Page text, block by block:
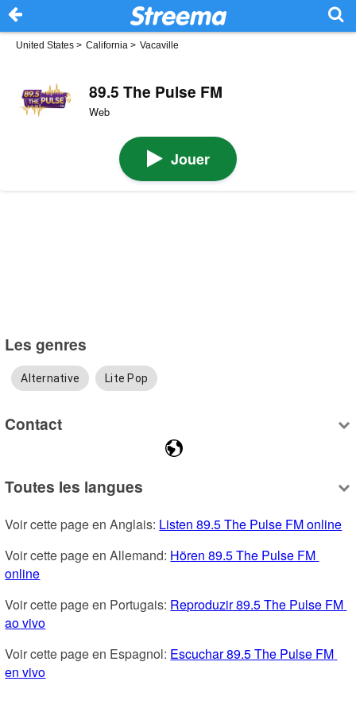
United States > California > Vacaville
89.5 The Pulse FM
Web
Jouer
Les genres
Alternative Lite Pop
Contact
Toutes les langues
Voir cette page en Anglais: Listen 89.5 The Pulse FM online
Voir cette page en Allemand: Hören 89.5 The Pulse FM
online
Voir cette page en Portugais: Reproduzir 89.5 The Pulse FM
ao vivo
Voir cette page en Espagnol: Escuchar 89.5 The Pulse FM
en vivo